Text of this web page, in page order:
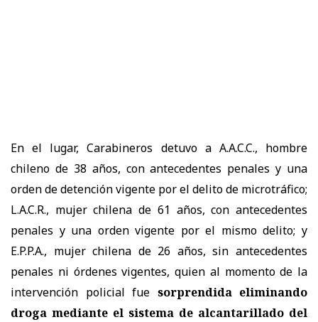
En el lugar, Carabineros detuvo a A.A.C.C., hombre
chileno de 38 años, con antecedentes penales y una
orden de detención vigente por el delito de microtráfico;
L.A.C.R., mujer chilena de 61 años, con antecedentes
penales y una orden vigente por el mismo delito; y
E.P.P.A., mujer chilena de 26 años, sin antecedentes
penales ni órdenes vigentes, quien al momento de la
intervención policial fue sorprendida eliminando
droga mediante el sistema de alcantarillado del